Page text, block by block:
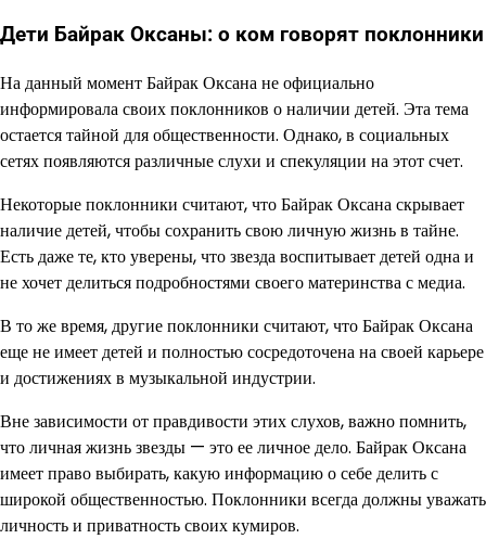
Дети Байрак Оксаны: о ком говорят поклонники
На данный момент Байрак Оксана не официально
информировала своих поклонников о наличии детей. Эта тема
остается тайной для общественности. Однако, в социальных
сетях появляются различные слухи и спекуляции на этот счет.
Некоторые поклонники считают, что Байрак Оксана скрывает
наличие детей, чтобы сохранить свою личную жизнь в тайне.
Есть даже те, кто уверены, что звезда воспитывает детей одна и
не хочет делиться подробностями своего материнства с медиа.
В то же время, другие поклонники считают, что Байрак Оксана
еще не имеет детей и полностью сосредоточена на своей карьере
и достижениях в музыкальной индустрии.
Вне зависимости от правдивости этих слухов, важно помнить,
что личная жизнь звезды — это ее личное дело. Байрак Оксана
имеет право выбирать, какую информацию о себе делить с
широкой общественностью. Поклонники всегда должны уважать
личность и приватность своих кумиров.